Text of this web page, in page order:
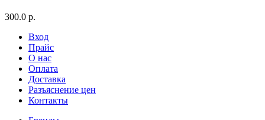
300.0 р.
Вход
Прайс
О нас
Оплата
Доставка
Разъяснение цен
Контакты